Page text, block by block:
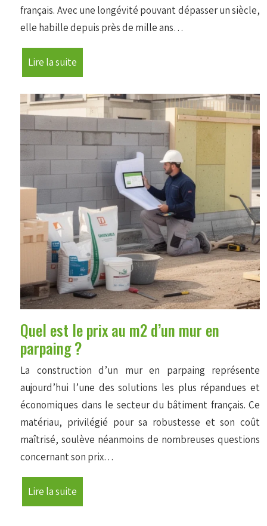
français. Avec une longévité pouvant dépasser un siècle,
elle habille depuis près de mille ans…
Lire la suite
Quel est le prix au m2 d’un mur en
parpaing ?
La construction d’un mur en parpaing représente
aujourd’hui l’une des solutions les plus répandues et
économiques dans le secteur du bâtiment français. Ce
matériau, privilégié pour sa robustesse et son coût
maîtrisé, soulève néanmoins de nombreuses questions
concernant son prix…
Lire la suite